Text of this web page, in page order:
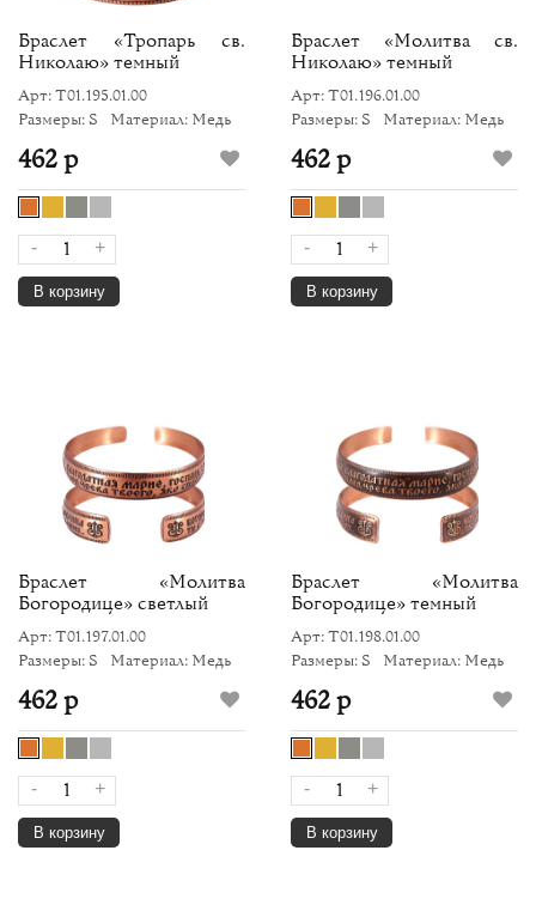
Браслет «Тропарь св.
Николаю» темный
Арт: Т01.195.01.00
Размеры: S
Материал: Медь
462 р
- +
В корзину
Браслет «Молитва св.
Николаю» темный
Арт: Т01.196.01.00
Размеры: S
Материал: Медь
462 р
- +
В корзину
Браслет «Молитва
Богородице» светлый
Арт: Т01.197.01.00
Размеры: S
Материал: Медь
462 р
- +
В корзину
Браслет «Молитва
Богородице» темный
Арт: Т01.198.01.00
Размеры: S
Материал: Медь
462 р
- +
В корзину